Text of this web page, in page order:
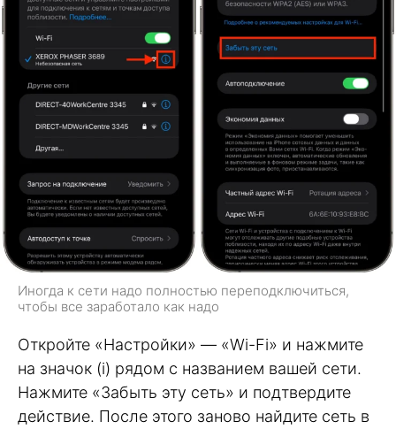
Иногда к сети надо полностью переподключиться,
чтобы все заработало как надо
Откройте «Настройки» — «Wi-Fi» и нажмите
на значок (i) рядом с названием вашей сети.
Нажмите «Забыть эту сеть» и подтвердите
действие. После этого заново найдите сеть в